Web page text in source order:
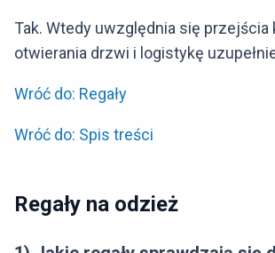
Tak. Wtedy uwzględnia się
otwierania drzwi i logistykę
Wróć do: Regały
Wróć do: Spis treści
Regały na odzież